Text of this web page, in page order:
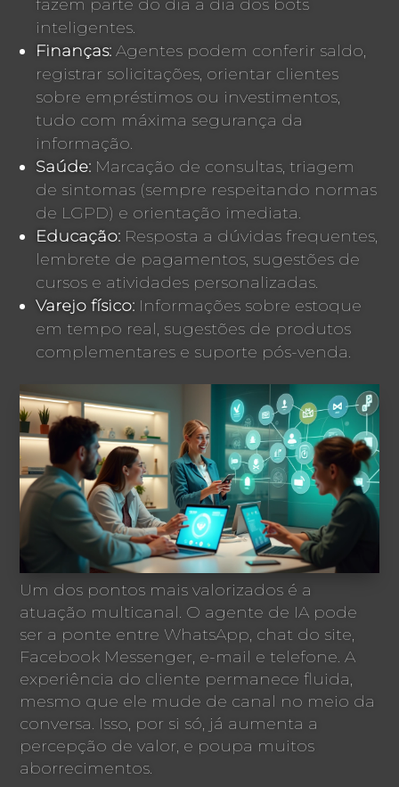
fazem parte do dia a dia dos bots
inteligentes.
Finanças: Agentes podem conferir saldo,
registrar solicitações, orientar clientes
sobre empréstimos ou investimentos,
tudo com máxima segurança da
informação.
Saúde: Marcação de consultas, triagem
de sintomas (sempre respeitando normas
de LGPD) e orientação imediata.
Educação: Resposta a dúvidas frequentes,
lembrete de pagamentos, sugestões de
cursos e atividades personalizadas.
Varejo físico: Informações sobre estoque
em tempo real, sugestões de produtos
complementares e suporte pós-venda.
Um dos pontos mais valorizados é a
atuação multicanal. O agente de IA pode
ser a ponte entre WhatsApp, chat do site,
Facebook Messenger, e-mail e telefone. A
experiência do cliente permanece fluida,
mesmo que ele mude de canal no meio da
conversa. Isso, por si só, já aumenta a
percepção de valor, e poupa muitos
aborrecimentos.